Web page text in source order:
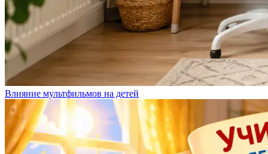
Влияние мультфильмов на детей